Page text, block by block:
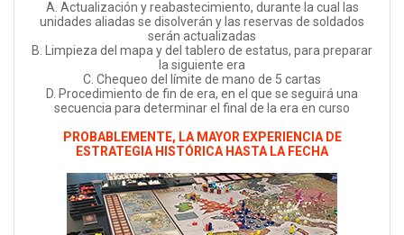
A. Actualización y reabastecimiento, durante la cual las
unidades aliadas se disolverán y las reservas de soldados
serán actualizadas
B. Limpieza del mapa y del tablero de estatus, para preparar
la siguiente era
C. Chequeo del límite de mano de 5 cartas
D. Procedimiento de fin de era, en el que se seguirá una
secuencia para determinar el final de la era en curso
PROBABLEMENTE, LA MAYOR EXPERIENCIA DE
ESTRATEGIA HISTÓRICA HASTA LA FECHA